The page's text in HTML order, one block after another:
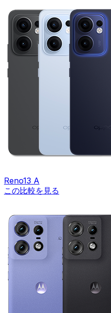
Reno13 A
この比較を見る